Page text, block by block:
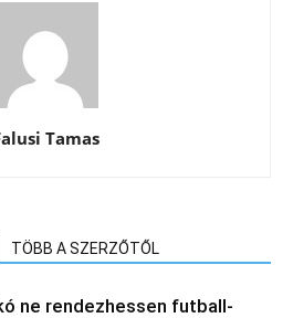
Tamas
TÖBB A SZERZŐTŐL
ne rendezhessen futball-